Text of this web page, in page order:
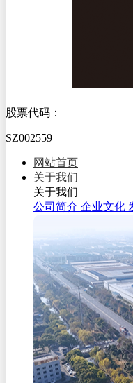
股票代码：
SZ002559
网站首页
关于我们
关于我们
公司简介 企业文化